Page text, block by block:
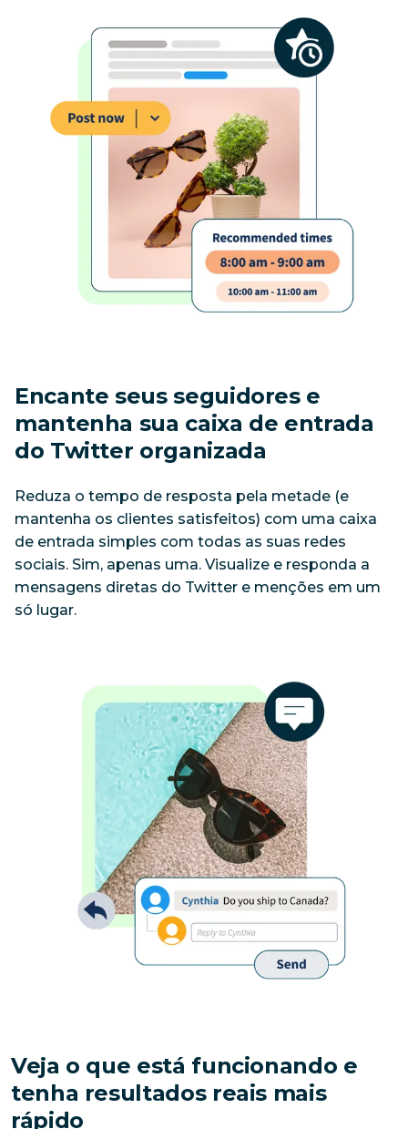
Encante seus seguidores e
mantenha sua caixa de entrada
do Twitter organizada
Reduza o tempo de resposta pela metade (e
mantenha os clientes satisfeitos) com uma caixa
de entrada simples com todas as suas redes
sociais. Sim, apenas uma. Visualize e responda a
mensagens diretas do Twitter e menções em um
só lugar.
Veja o que está funcionando e
tenha resultados reais mais
rápido